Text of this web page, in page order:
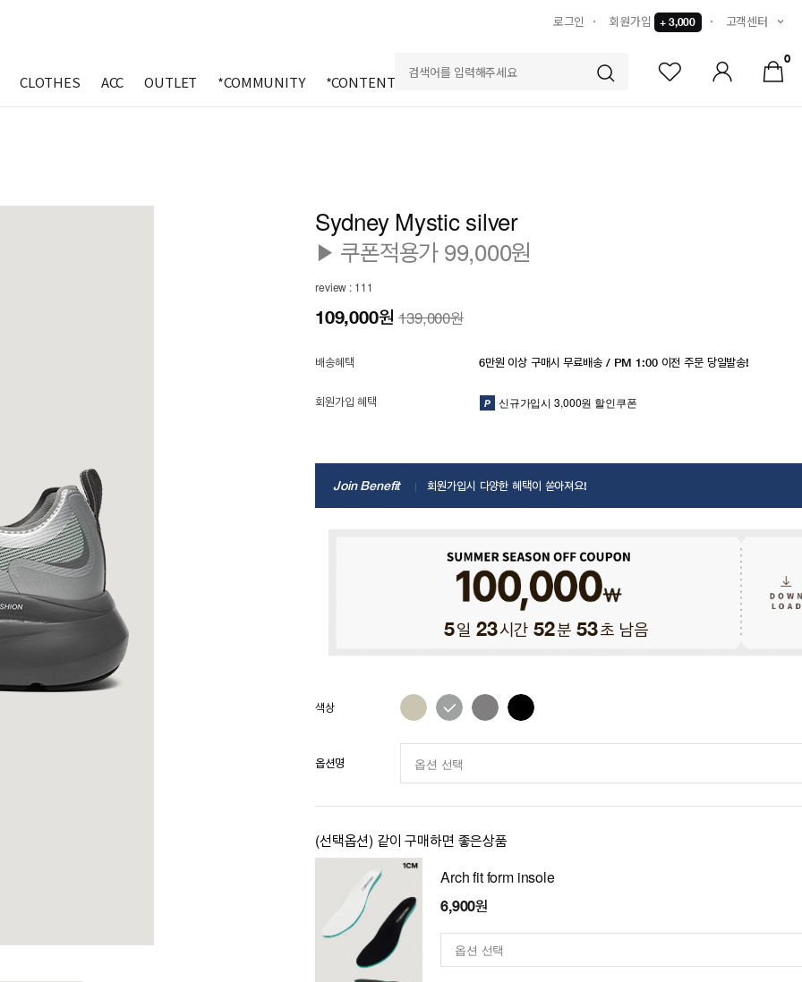
로그인 회원가입 + 3,000 고객센터
CLOTHES ACC OUTLET *COMMUNITY *CONTENTS
0
Sydney Mystic silver
▶ 쿠폰적용가 99,000원
review : 111
109,000원139,000원
배송혜택 6만원 이상 구매시 무료배송 / PM 1:00 이전 주문 당일발송!
회원가입 혜택 신규가입시 3,000원 할인쿠폰
Join Benefit 회원가입시 다양한 혜택이 쏟아져요!
5일 23시간 52분 52초 남음
옵션명
(선택옵션) 같이 구매하면 좋은상품
Arch fit form insole
6,900원